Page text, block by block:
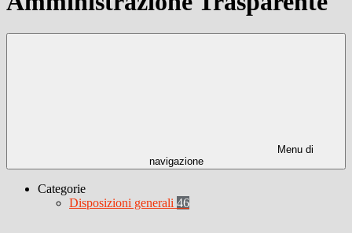
Menu di
navigazione
Categorie
Disposizioni generali 46